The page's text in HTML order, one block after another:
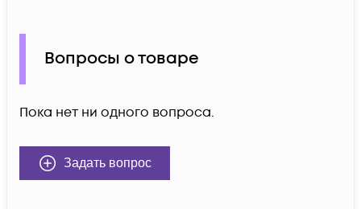
Вопросы о товаре
Пока нет ни одного вопроса.
Задать вопрос